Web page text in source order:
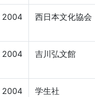
2004 西日本文化協会
2004 吉川弘文館
2004 学生社